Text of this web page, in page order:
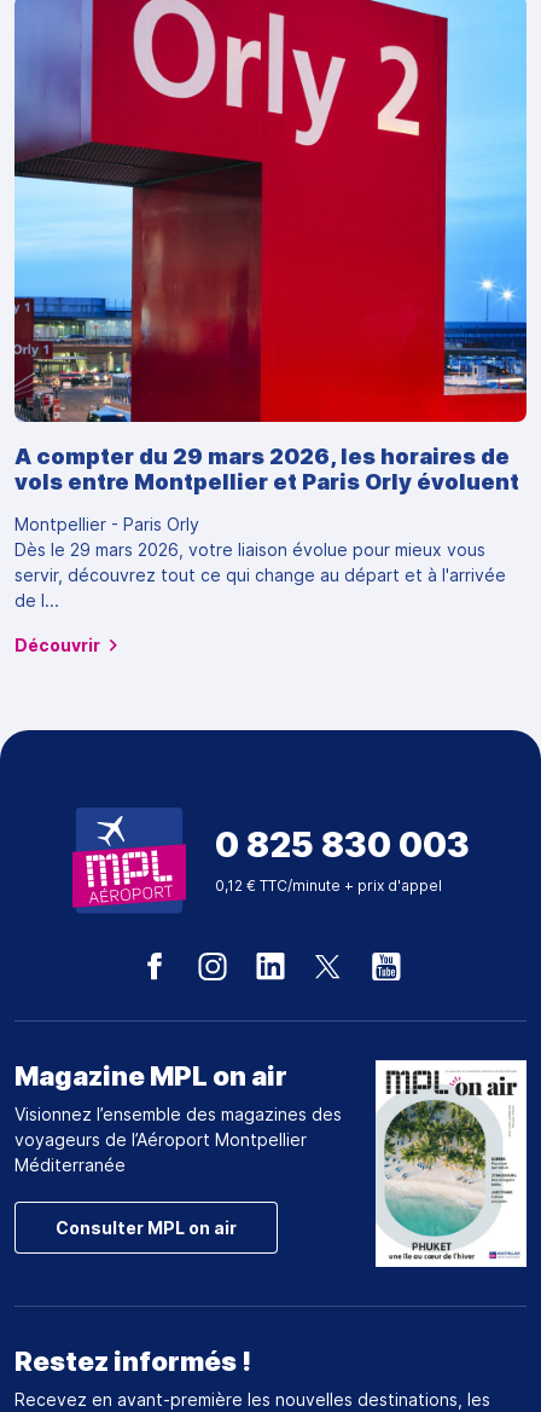
A compter du 29 mars 2026, les horaires de
vols entre Montpellier et Paris Orly évoluent
Montpellier - Paris Orly
Dès le 29 mars 2026, votre liaison évolue pour mieux vous
servir, découvrez tout ce qui change au départ et à l'arrivée
de l...
Découvrir
0 825 830 003
0,12 € TTC/minute + prix d'appel
Magazine MPL on air
Visionnez l’ensemble des magazines des
voyageurs de l’Aéroport Montpellier
Méditerranée
Consulter MPL on air
Restez informés !
Recevez en avant-première les nouvelles destinations, les